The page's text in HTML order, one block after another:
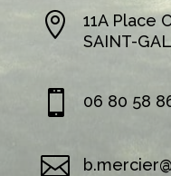

11A Place
SAINT-
 06 80 58
